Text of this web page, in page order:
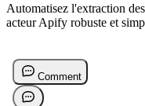
Automatisez l'extraction
acteur Apify robuste et